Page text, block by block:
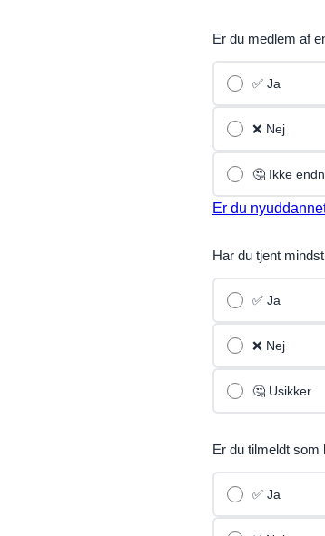
Er du medlem af
✅ Ja
❌ Nej
🤔 Ikke
Er du
Har du tjent
✅ Ja
❌ Nej
🤔 Usikker
Er du tilmeldt som
✅ Ja